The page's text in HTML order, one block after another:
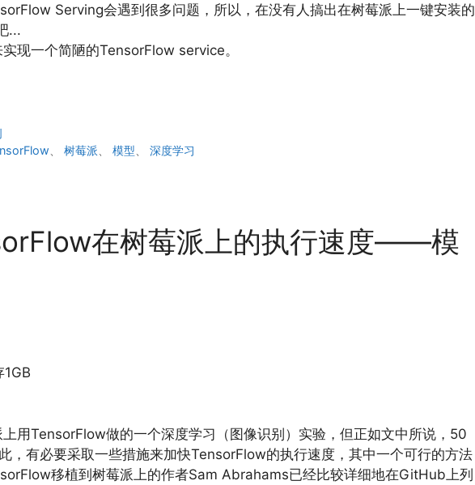
Serving会遇到很多问题，所以，在没有人搞出在树莓派上一键安装的
...
现一个简陋的TensorFlow service。
、树莓派 、模型 、深度学习
在树莓派上的执行速度——模
用TensorFlow做的一个深度学习（图像识别）实验，但正如文中所说，50
，有必要采取一些措施来加快TensorFlow的执行速度，其中一个可行的方法
移植到树莓派上的作者Sam Abrahams已经比较详细地在GitHub上列